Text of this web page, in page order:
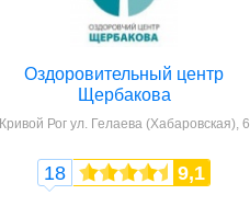
Оздоровительный центр
Щербакова
Кривой Рог ул. Гелаева (Хабаровская), 6
18 9,1